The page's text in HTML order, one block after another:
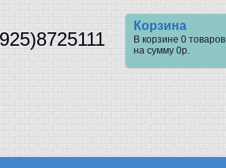
Корзина
В корзине 0 товаров
на сумму 0р.